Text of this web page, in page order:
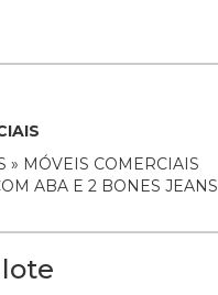
» MÓVEIS COMERCIAIS
ABA E 2 BONES JEANS